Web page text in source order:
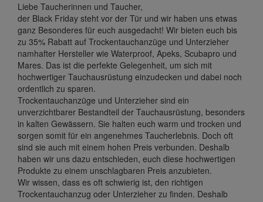
Liebe Taucherinnen und Taucher,
der Black Friday steht vor der Tür und wir haben uns etwas
ganz Besonderes für euch ausgedacht! Wir bieten euch bis
zu 35% Rabatt auf Trockentauchanzüge und Unterzieher
namhafter Hersteller wie Waterproof, Apeks, Scubapro und
Mares. Das ist die perfekte Gelegenheit, um sich mit
hochwertiger Tauchausrüstung einzudecken und dabei noch
ordentlich zu sparen.
Trockentauchanzüge und Unterzieher sind ein
unverzichtbarer Bestandteil der Tauchausrüstung, besonders
in kalten Gewässern. Sie halten euch warm und trocken und
sorgen somit für ein angenehmes Taucherlebnis. Doch oft
sind sie auch mit einem hohen Preis verbunden. Deshalb
haben wir uns dazu entschieden, euch diese hochwertigen
Produkte zu einem unschlagbaren Preis anzubieten.
Wir wissen, dass es oft schwierig ist, den richtigen
Trockentauchanzug oder Unterzieher zu finden. Deshalb